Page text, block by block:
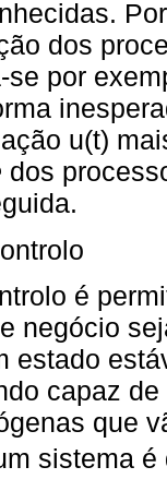
dos
se por
u(t)
dos
é
negócio
estado
capaz
que
sistema